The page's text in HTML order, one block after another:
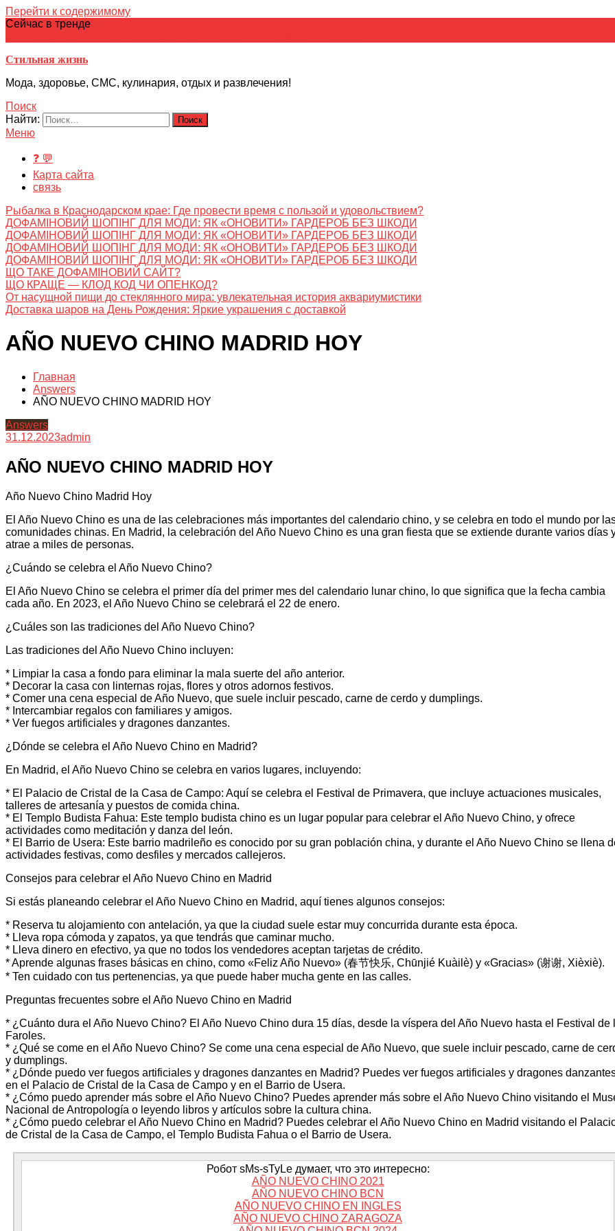
Перейти к содержимому
Сейчас в тренде
Стильная жизнь
Мода, здоровье, СМС, кулинария, отдых и развлечения!
Поиск
Найти:
Меню
❓ 💬
Карта сайта
связь
Рыбалка в Краснодарском крае: Где провести время с пользой и удовольствием?
ДОФАМІНОВИЙ ШОПІНГ ДЛЯ МОДИ: ЯК «ОНОВИТИ» ГАРДЕРОБ БЕЗ ШКОДИ
ДОФАМІНОВИЙ ШОПІНГ ДЛЯ МОДИ: ЯК «ОНОВИТИ» ГАРДЕРОБ БЕЗ ШКОДИ
ДОФАМІНОВИЙ ШОПІНГ ДЛЯ МОДИ: ЯК «ОНОВИТИ» ГАРДЕРОБ БЕЗ ШКОДИ
ДОФАМІНОВИЙ ШОПІНГ ДЛЯ МОДИ: ЯК «ОНОВИТИ» ГАРДЕРОБ БЕЗ ШКОДИ
ЩО ТАКЕ ДОФАМІНОВИЙ САЙТ?
ЩО КРАЩЕ — КЛОД КОД ЧИ ОПЕНКОД?
От насущной пищи до стеклянного мира: увлекательная история аквариумистики
Доставка шаров на День Рождения: Яркие украшения с доставкой
AÑO NUEVO CHINO MADRID HOY
Главная
Answers
AÑO NUEVO CHINO MADRID HOY
Answers
31.12.2023admin
AÑO NUEVO CHINO MADRID HOY
Año Nuevo Chino Madrid Hoy
El Año Nuevo Chino es una de las celebraciones más importantes del calendario chino, y se celebra en todo el mundo por
comunidades chinas. En Madrid, la celebración del Año Nuevo Chino es una gran fiesta que se extiende durante varios días
atrae a miles de personas.
¿Cuándo se celebra el Año Nuevo Chino?
El Año Nuevo Chino se celebra el primer día del primer mes del calendario lunar chino, lo que significa que la fecha cambia
cada año. En 2023, el Año Nuevo Chino se celebrará el 22 de enero.
¿Cuáles son las tradiciones del Año Nuevo Chino?
Las tradiciones del Año Nuevo Chino incluyen:
* Limpiar la casa a fondo para eliminar la mala suerte del año anterior.
* Decorar la casa con linternas rojas, flores y otros adornos festivos.
* Comer una cena especial de Año Nuevo, que suele incluir pescado, carne de cerdo y dumplings.
* Intercambiar regalos con familiares y amigos.
* Ver fuegos artificiales y dragones danzantes.
¿Dónde se celebra el Año Nuevo Chino en Madrid?
En Madrid, el Año Nuevo Chino se celebra en varios lugares, incluyendo:
* El Palacio de Cristal de la Casa de Campo: Aquí se celebra el Festival de Primavera, que incluye actuaciones musicales,
talleres de artesanía y puestos de comida china.
* El Templo Budista Fahua: Este templo budista chino es un lugar popular para celebrar el Año Nuevo Chino, y ofrece
actividades como meditación y danza del león.
* El Barrio de Usera: Este barrio madrileño es conocido por su gran población china, y durante el Año Nuevo Chino se llena
actividades festivas, como desfiles y mercados callejeros.
Consejos para celebrar el Año Nuevo Chino en Madrid
Si estás planeando celebrar el Año Nuevo Chino en Madrid, aquí tienes algunos consejos:
* Reserva tu alojamiento con antelación, ya que la ciudad suele estar muy concurrida durante esta época.
* Lleva ropa cómoda y zapatos, ya que tendrás que caminar mucho.
* Lleva dinero en efectivo, ya que no todos los vendedores aceptan tarjetas de crédito.
* Aprende algunas frases básicas en chino, como «Feliz Año Nuevo» (春节快乐, Chūnjié Kuàilè) y «Gracias» (谢谢, Xièxiè).
* Ten cuidado con tus pertenencias, ya que puede haber mucha gente en las calles.
Preguntas frecuentes sobre el Año Nuevo Chino en Madrid
* ¿Cuánto dura el Año Nuevo Chino? El Año Nuevo Chino dura 15 días, desde la víspera del Año Nuevo hasta el Festival de
Faroles.
* ¿Qué se come en el Año Nuevo Chino? Se come una cena especial de Año Nuevo, que suele incluir pescado, carne de
y dumplings.
* ¿Dónde puedo ver fuegos artificiales y dragones danzantes en Madrid? Puedes ver fuegos artificiales y dragones
en el Palacio de Cristal de la Casa de Campo y en el Barrio de Usera.
* ¿Cómo puedo aprender más sobre el Año Nuevo Chino? Puedes aprender más sobre el Año Nuevo Chino visitando el
Nacional de Antropología o leyendo libros y artículos sobre la cultura china.
* ¿Cómo puedo celebrar el Año Nuevo Chino en Madrid? Puedes celebrar el Año Nuevo Chino en Madrid visitando el
de Cristal de la Casa de Campo, el Templo Budista Fahua o el Barrio de Usera.
Робот sMs-sTyLe думает, что это интересно:
AÑO NUEVO CHINO 2021
AÑO NUEVO CHINO BCN
AÑO NUEVO CHINO EN INGLES
AÑO NUEVO CHINO ZARAGOZA